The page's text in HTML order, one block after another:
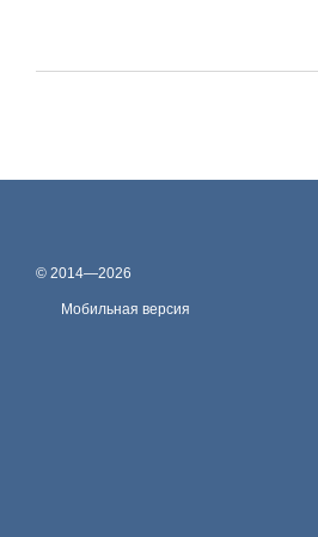
© 2014—2026
Мобильная версия